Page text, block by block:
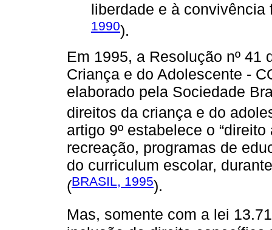
liberdade e à
1990).
Em 1995, a Resolução nº
Criança e do Adolescente -
elaborado pela Sociedade
direitos da criança e do
artigo 9º estabelece o
recreação, programas de
do curriculum escolar,
(BRASIL, 1995).
Mas, somente com a lei